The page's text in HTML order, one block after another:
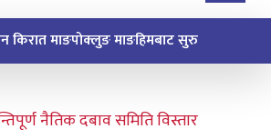
अभिमुखीकरणसँगै संगठन विस्तार
नैतिक दबाव समिति विस्तार